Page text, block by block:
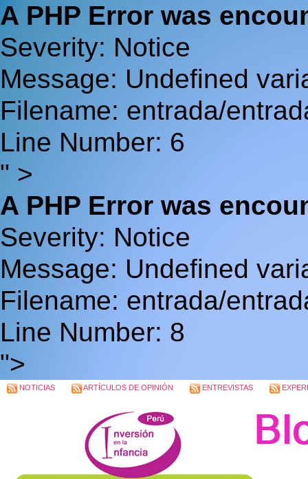
A PHP Error was
Severity: Notice
Message: Undefined
Filename: entrada/
Line Number: 6
" >
A PHP Error was
Severity: Notice
Message: Undefined
Filename: entrada/
Line Number: 8
">
NOTICIAS ARTÍCULOS DE OPINIÓN ENTREVISTAS